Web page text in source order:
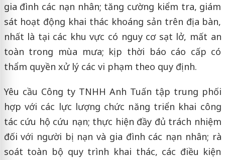
gia đình các nạn nhân; tăng cường kiểm tra, giám
sát hoạt động khai thác khoáng sản trên địa bàn,
nhất là tại các khu vực có nguy cơ sạt lở, mất an
toàn trong mùa mưa; kịp thời báo cáo cấp có
thẩm quyền xử lý các vi phạm theo quy định.
Yêu cầu Công ty TNHH Anh Tuấn tập trung phối
hợp với các lực lượng chức năng triển khai công
tác cứu hộ cứu nạn; thực hiện đầy đủ trách nhiệm
đối với người bị nạn và gia đình các nạn nhân; rà
soát toàn bộ quy trình khai thác, các điều kiện